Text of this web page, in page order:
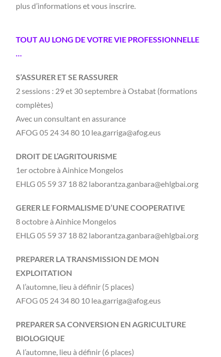
plus d’informations et vous inscrire.
TOUT AU LONG DE VOTRE VIE PROFESSIONNELLE
…
S’ASSURER ET SE RASSURER
2 sessions : 29 et 30 septembre à Ostabat (formations
complètes)
Avec un consultant en assurance
AFOG 05 24 34 80 10 lea.garriga@afog.eus
DROIT DE L’AGRITOURISME
1er octobre à Ainhice Mongelos
EHLG 05 59 37 18 82 laborantza.ganbara@ehlgbai.org
GERER LE FORMALISME D’UNE COOPERATIVE
8 octobre à Ainhice Mongelos
EHLG 05 59 37 18 82 laborantza.ganbara@ehlgbai.org
PREPARER LA TRANSMISSION DE MON
EXPLOITATION
A l’automne, lieu à définir (5 places)
AFOG 05 24 34 80 10 lea.garriga@afog.eus
PREPARER SA CONVERSION EN AGRICULTURE
BIOLOGIQUE
A l’automne, lieu à définir (6 places)